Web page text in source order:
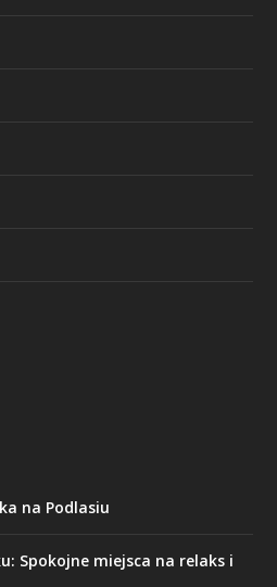
na Podlasiu
Spokojne miejsca na relaks i